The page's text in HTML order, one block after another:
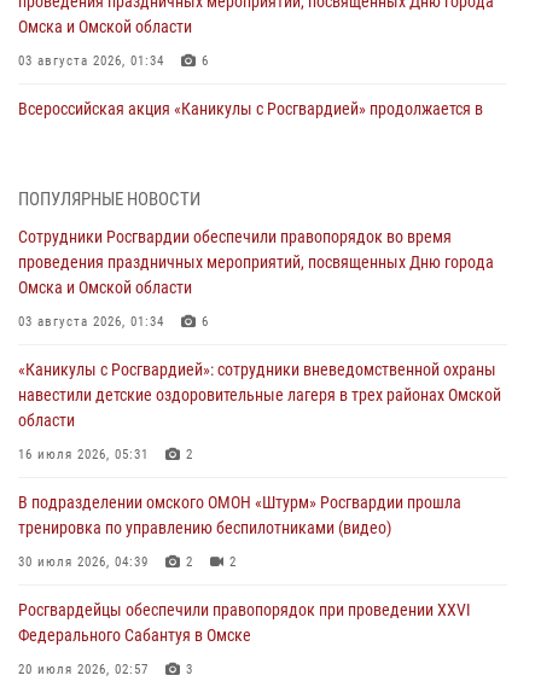
Омска и Омской области
03 августа 2026, 01:34 6
Всероссийская акция «Каникулы с Росгвардией» продолжается в
тренировка по управлению беспилотниками (видео)
30 июля 2026, 04:39 2
Росгвардия обеспечила безопасность уникального передвижного
29 июля 2026, 01:49
Росгвардейцы приняли участие в крестном ходе в День крещения
Руси в Омске
При содействии спецназа Росгвардии пресечены нарушения
миграционного законодательства в Омске (видео)
ПОПУЛЯРНЫЕ НОВОСТИ
Сотрудники Росгвардии обеспечили правопорядок во время
проведения праздничных мероприятий, посвященных Дню города
Омска и Омской области
03 августа 2026, 01:34 6
«Каникулы с Росгвардией»: сотрудники вневедомственной охраны
навестили детские оздоровительные лагеря в трех районах Омской
области
16 июля 2026, 05:31 2
В подразделении омского ОМОН «Штурм» Росгвардии прошла
тренировка по управлению беспилотниками (видео)
30 июля 2026, 04:39 2 2
Росгвардейцы обеcпечили правопорядок при проведении XXVI
Федерального Сабантуя в Омске
20 июля 2026, 02:57 3